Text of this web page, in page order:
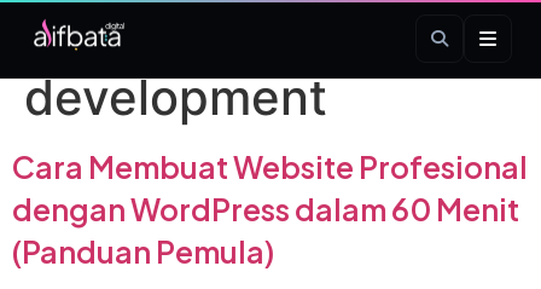
Tag:
development
Cara Membuat Website Profesional
dengan WordPress dalam 60 Menit
(Panduan Pemula)